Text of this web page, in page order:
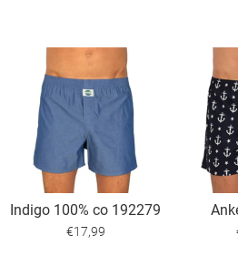
Indigo 100% co 192279
€17,99